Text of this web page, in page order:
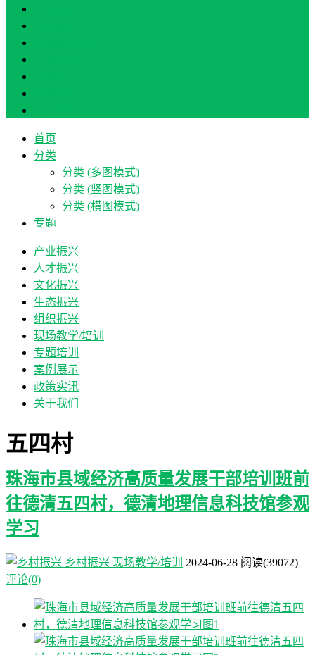
首页
分类
分类 (多图模式)
分类 (竖图模式)
分类 (横图模式)
专题
产业振兴
人才振兴
文化振兴
生态振兴
组织振兴
现场教学/培训
专题培训
案例展示
政策实讯
关于我们
五四村
珠海市县域经济高质量发展干部培训班前
往德清五四村，德清地理信息科技馆参观
学习
乡村振兴 现场教学/培训 2024-06-28 阅读(39072)
评论(0)